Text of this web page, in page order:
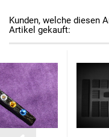
Kunden, welche diesen
Artikel gekauft: